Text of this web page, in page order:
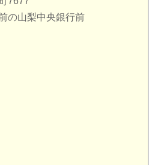
の山梨中央銀行前